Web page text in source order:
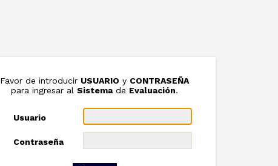
Favor de introducir USUARIO y CONTRASEÑA
para ingresar al Sistemade Evaluación.
Usuario
Contraseña